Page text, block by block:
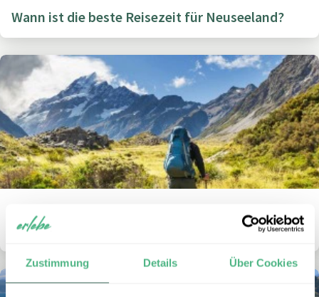
Zustimmung Details Über Cookies
Wann ist die beste Reisezeit für Neuseeland?
Wie viele Tage sollte man für eine Rundreise in
Neuseeland einplanen?